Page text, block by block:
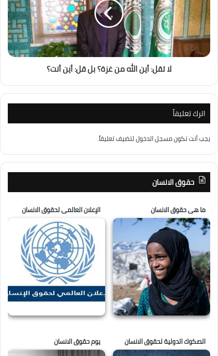
لا تقل: أين الله من غزة؟ بل قل: أين أنت؟
اترك تعليقاً
يجب أنت تكونمسجل الدخوللتضيف تعليقاً.
حقوق الانسان
ما هى حقوق الانسان الإعلان العالمى لحقوق الانسان
الصكوك الدولية لحقوق الانسان يوم حقوق الانسان